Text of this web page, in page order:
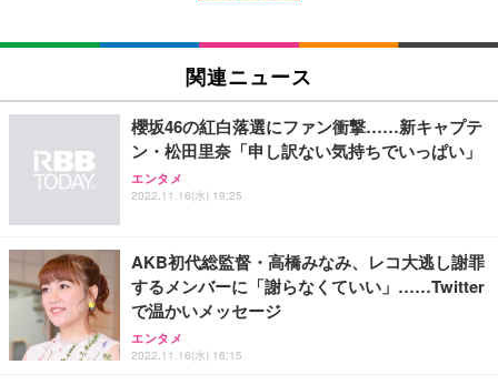
SIHOO B100 オフィスチェア／デスクチェア メッシ
ュチェア 人間工学 疲れない ブラック
￥27,999
Sezlife オフィスチェア デスクチェア 疲れない テレ
ワーク チェア 強化バックレスト 30度ロッキング機
能 人間工学 椅子 腰サポート 90度跳ね上げ式アーム
務用 おしゃれ パソコンチェア (ブラック)
Sezlife オフィスチェア デスクチェア 疲れない テレ
ワーク チェア 強化バックレスト 30度ロッキング機
能 人間工学 椅子 腰サポート 90度跳ね上げ式アーム
レスト 3Dヘッドレスト ハンガー付き 高反発クッシ
EIZO ビジネス向けプレミアムモニター | FlexScan
￥109,572
【純正品】27"ゲーミングモニター DualSense 充電
フック付き（CFI-ZDM1J）
【整備済み品】Dell E2724HS 27インチ 液晶モニタ
ー フルHD（1920×1080）VA 非光沢 HDMI/DisplayP
ort/VGA スピーカー内蔵 高さ調整 スイベル VESA対
応 ComfortView ビジネス向け
Amazonベーシック ペットシーツ 厚型 ワイド 42枚
x2袋(84枚) ホワイト(吸収面:ライトブルー)
￥3,234
ネオ・ルーライフ ネオ・オムツ L 中型犬用 26枚入
り 単品
Smart Basic(スマートベーシック) 【Amazon.co.jp
限定】 Smart Basic アイリスオーヤマ ペットシーツ
超厚型 お徳用 ワイド 100枚入 (x 1) (ケース販売)
関連ニュース
櫻坂46の紅白落選にファン衝撃……新キャプテ
ン・松田里奈「申し訳ない気持ちでいっぱい」
エンタメ
2022.11.16(水) 19:25
AKB初代総監督・高橋みなみ、レコ大逃し謝罪
するメンバーに「謝らなくていい」……Twitter
で温かいメッセージ
エンタメ
2022.11.16(水) 16:15